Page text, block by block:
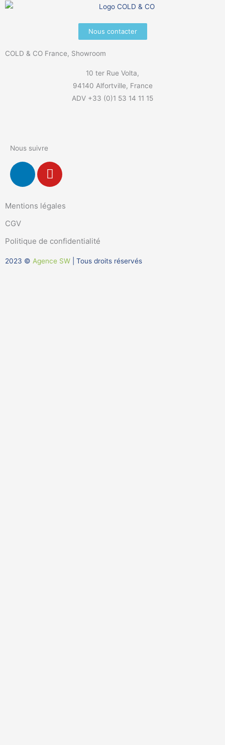
Nous contacter
COLD & CO France, Showroom
10 ter Rue Volta,
94140 Alfortville, France
ADV +33 (0)1 53 14 11 15
Nous suivre
L
k
i
n
-
Y
o
t
e
Mentions légales
CGV
Politique de confidentialité
2023 © Agence SW | Tous droits réservés